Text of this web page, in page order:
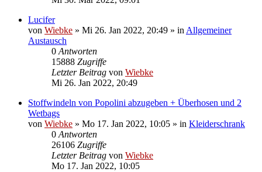
Lucifer
von Wiebke » Mi 26. Jan 2022, 20:49 » inAllgemeiner
Austausch
0Antworten
15888 Zugriffe
Letzter Beitrag von Wiebke
Mi 26. Jan 2022, 20:49
Stoffwindeln von Popolini abzugeben + Überhosen und 2
Wetbags
von Wiebke » Mo 17. Jan 2022, 10:05 » in Kleiderschrank
0Antworten
26106 Zugriffe
Letzter Beitrag von Wiebke
Mo 17. Jan 2022, 10:05